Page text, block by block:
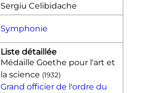
Sergiu Celibidache
Symphonie
Liste détaillée
Médaille Goethe pour l'art et
la science (1932)
Grand officier de l'ordre du